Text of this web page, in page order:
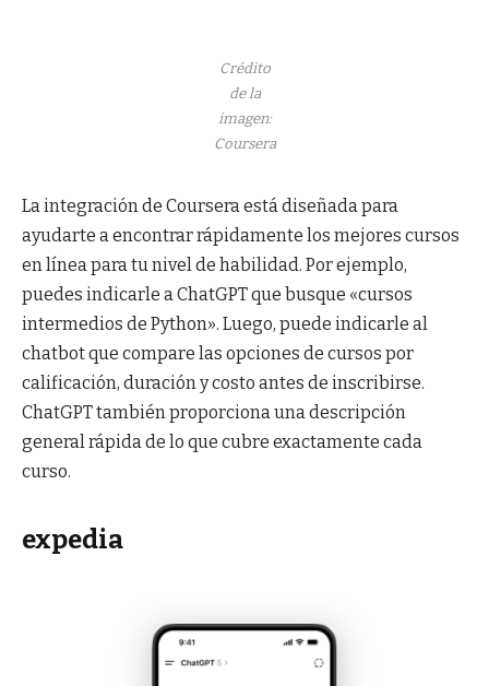
Crédito
de la
imagen:
Coursera
La integración de Coursera está diseñada para
ayudarte a encontrar rápidamente los mejores cursos
en línea para tu nivel de habilidad. Por ejemplo,
puedes indicarle a ChatGPT que busque «cursos
intermedios de Python». Luego, puede indicarle al
chatbot que compare las opciones de cursos por
calificación, duración y costo antes de inscribirse.
ChatGPT también proporciona una descripción
general rápida de lo que cubre exactamente cada
curso.
expedia